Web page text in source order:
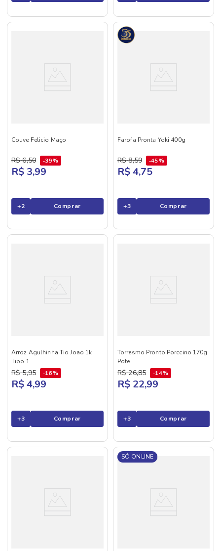
Couve Felicio Maço
R$ 6,50 39%
R$ 3,99
+2 Comprar
Farofa Pronta Yoki 400g
R$ 8,59 45%
R$ 4,75
+3 Comprar
Arroz Agulhinha Tio Joao 1k
Tipo 1
R$ 5,95 16%
R$ 4,99
+3 Comprar
Torresmo Pronto Porccino 170g
Pote
R$ 26,85 14%
R$ 22,99
+3 Comprar
SÓ ONLINE